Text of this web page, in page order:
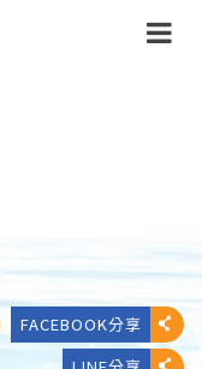
FACEBOOK分享